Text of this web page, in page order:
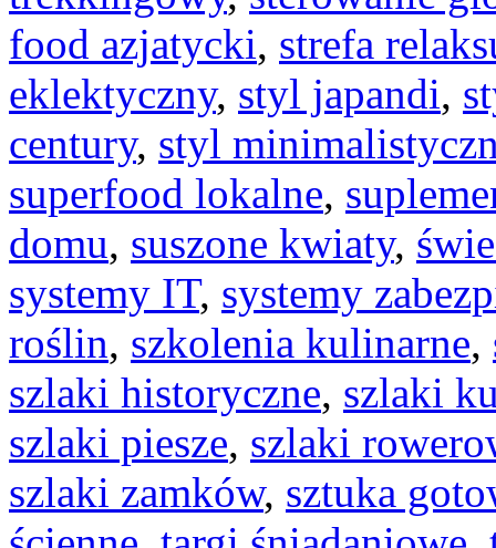
food azjatycki, strefa
eklektyczny, styl japandi,
century, styl
superfood lokalne,
domu, suszone kwiaty,
systemy IT, systemy
roślin, szkolenia kulinarne,
szlaki historyczne, szlaki
szlaki piesze, szlaki
szlaki zamków, sztuka